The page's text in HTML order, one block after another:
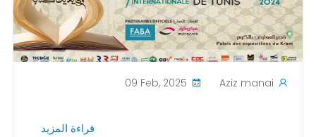
Aziz manai
09 Feb, 2025
قراءة المزيد